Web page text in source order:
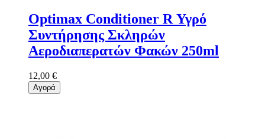
Optimax Conditioner R Υγρό
Συντήρησης Σκληρών
Αεροδιαπερατών Φακών 250ml
12,00 €
Αγορά